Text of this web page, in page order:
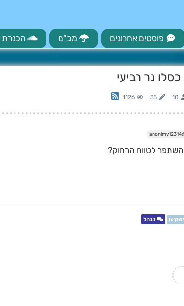
פוסטים אחרונים מכ"ם הכנרת
נר רביעי
10
35
1126
השתפר לטווח הרחוק?
מנהל